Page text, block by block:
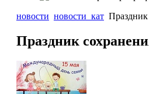
новости новости_кат
Праздник